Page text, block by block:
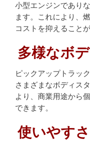
小型エンジンであり
ます。これにより、
コストを抑えることが
多様なボ
ピックアップトラッ
さまざまなボディス
より、商業用途から
できます。
使いやす